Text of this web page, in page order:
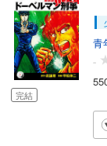
完結
青
-